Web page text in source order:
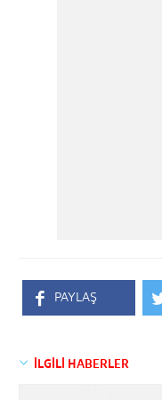
PAYLAŞ
İLGİLİ HABERLER